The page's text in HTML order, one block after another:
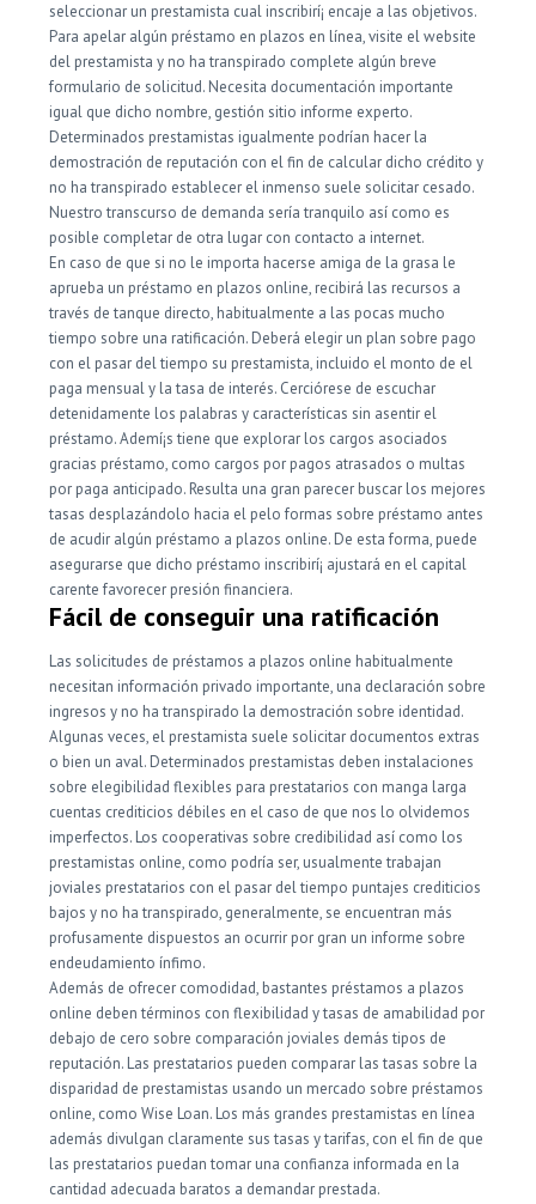
seleccionar un prestamista cual inscribirí¡ encaje a las objetivos.
Para apelar algún préstamo en plazos en línea, visite el website
del prestamista y no ha transpirado complete algún breve
formulario de solicitud. Necesita documentación importante
igual que dicho nombre, gestión sitio informe experto.
Determinados prestamistas igualmente podrían hacer la
demostración de reputación con el fin de calcular dicho crédito y
no ha transpirado establecer el inmenso suele solicitar cesado.
Nuestro transcurso de demanda serí­a tranquilo así­ como es
posible completar de otra lugar con contacto a internet.
En caso de que si no le importa hacerse amiga de la grasa le
aprueba un préstamo en plazos online, recibirá las recursos a
través de tanque directo, habitualmente a las pocas mucho
tiempo sobre una ratificación. Deberá elegir un plan sobre pago
con el pasar del tiempo su prestamista, incluido el monto de el
paga mensual y la tasa de interés. Cerciórese de escuchar
detenidamente los palabras y características sin asentir el
préstamo. Ademí¡s tiene que explorar los cargos asociados
gracias préstamo, como cargos por pagos atrasados ​​o multas
por paga anticipado. Resulta una gran parecer buscar los mejores
tasas desplazándolo hacia el pelo formas sobre préstamo antes
de acudir algún préstamo a plazos online. De esta forma, puede
asegurarse que dicho préstamo inscribirí¡ ajustará en el capital
carente favorecer presión financiera.
Fácil de conseguir una ratificación
Las solicitudes de préstamos a plazos online habitualmente
necesitan información privado importante, una declaración sobre
ingresos y no ha transpirado la demostración sobre identidad.
Algunas veces, el prestamista suele solicitar documentos extras
o bien un aval. Determinados prestamistas deben instalaciones
sobre elegibilidad flexibles para prestatarios con manga larga
cuentas crediticios débiles en el caso de que nos lo olvidemos
imperfectos. Los cooperativas sobre credibilidad así­ como los
prestamistas online, como podrí­a ser, usualmente trabajan
joviales prestatarios con el pasar del tiempo puntajes crediticios
bajos y no ha transpirado, generalmente, se encuentran más
profusamente dispuestos an ocurrir por gran un informe sobre
endeudamiento ínfimo.
Además de ofrecer comodidad, bastantes préstamos a plazos
online deben términos con flexibilidad y tasas de amabilidad por
debajo de cero sobre comparación joviales demás tipos de
reputación. Las prestatarios pueden comparar las tasas sobre la
disparidad de prestamistas usando un mercado sobre préstamos
online, como Wise Loan. Los más grandes prestamistas en línea
además divulgan claramente sus tasas y tarifas, con el fin de que
las prestatarios puedan tomar una confianza informada en la
cantidad adecuada baratos a demandar prestada.